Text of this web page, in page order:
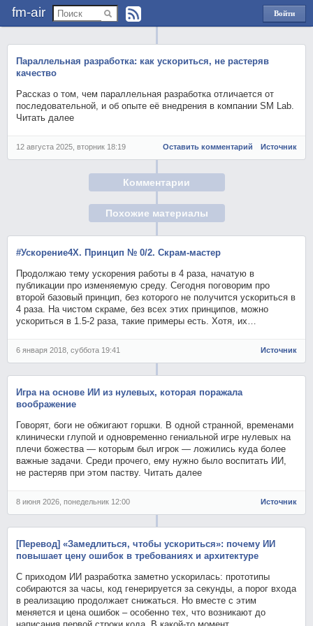
fm-air
Войти
через
Параллельная разработка: как ускориться, не растеряв
качество
Рассказ о том, чем параллельная разработка отличается от
последовательной, и об опыте её внедрения в компании SM Lab.
Читать далее
12 августа 2025, вторник 18:19 Оставить комментарий Источник
Комментарии
Похожие материалы
#Ускорение4X. Принцип № 0/2. Скрам-мастер
Продолжаю тему ускорения работы в 4 раза, начатую в
публикации про изменяемую среду. Сегодня поговорим про
второй базовый принцип, без которого не получится ускориться в
4 раза. На чистом скраме, без всех этих принципов, можно
ускориться в 1.5-2 раза, такие примеры есть. Хотя, их…
6 января 2018, суббота 19:41 Источник
Игра на основе ИИ из нулевых, которая поражала
воображение
Говорят, боги не обжигают горшки. В одной странной, временами
клинически глупой и одновременно гениальной игре нулевых на
плечи божества — которым был игрок — ложились куда более
важные задачи. Среди прочего, ему нужно было воспитать ИИ,
не растеряв при этом паству. Читать далее
8 июня 2026, понедельник 12:00 Источник
[Перевод] «Замедлиться, чтобы ускориться»: почему ИИ
повышает цену ошибок в требованиях и архитектуре
С приходом ИИ разработка заметно ускорилась: прототипы
собираются за часы, код генерируется за секунды, а порог входа
в реализацию продолжает снижаться. Но вместе с этим
меняется и цена ошибок – особенно тех, что возникают до